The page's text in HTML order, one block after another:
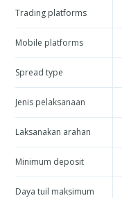
Trading platforms
Mobile platforms
Spread type
Jenis pelaksanaan
Laksanakan arahan
Minimum deposit
Daya tuil maksimum